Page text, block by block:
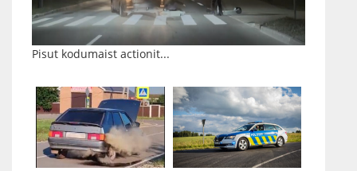
Pisut kodumaist actionit...